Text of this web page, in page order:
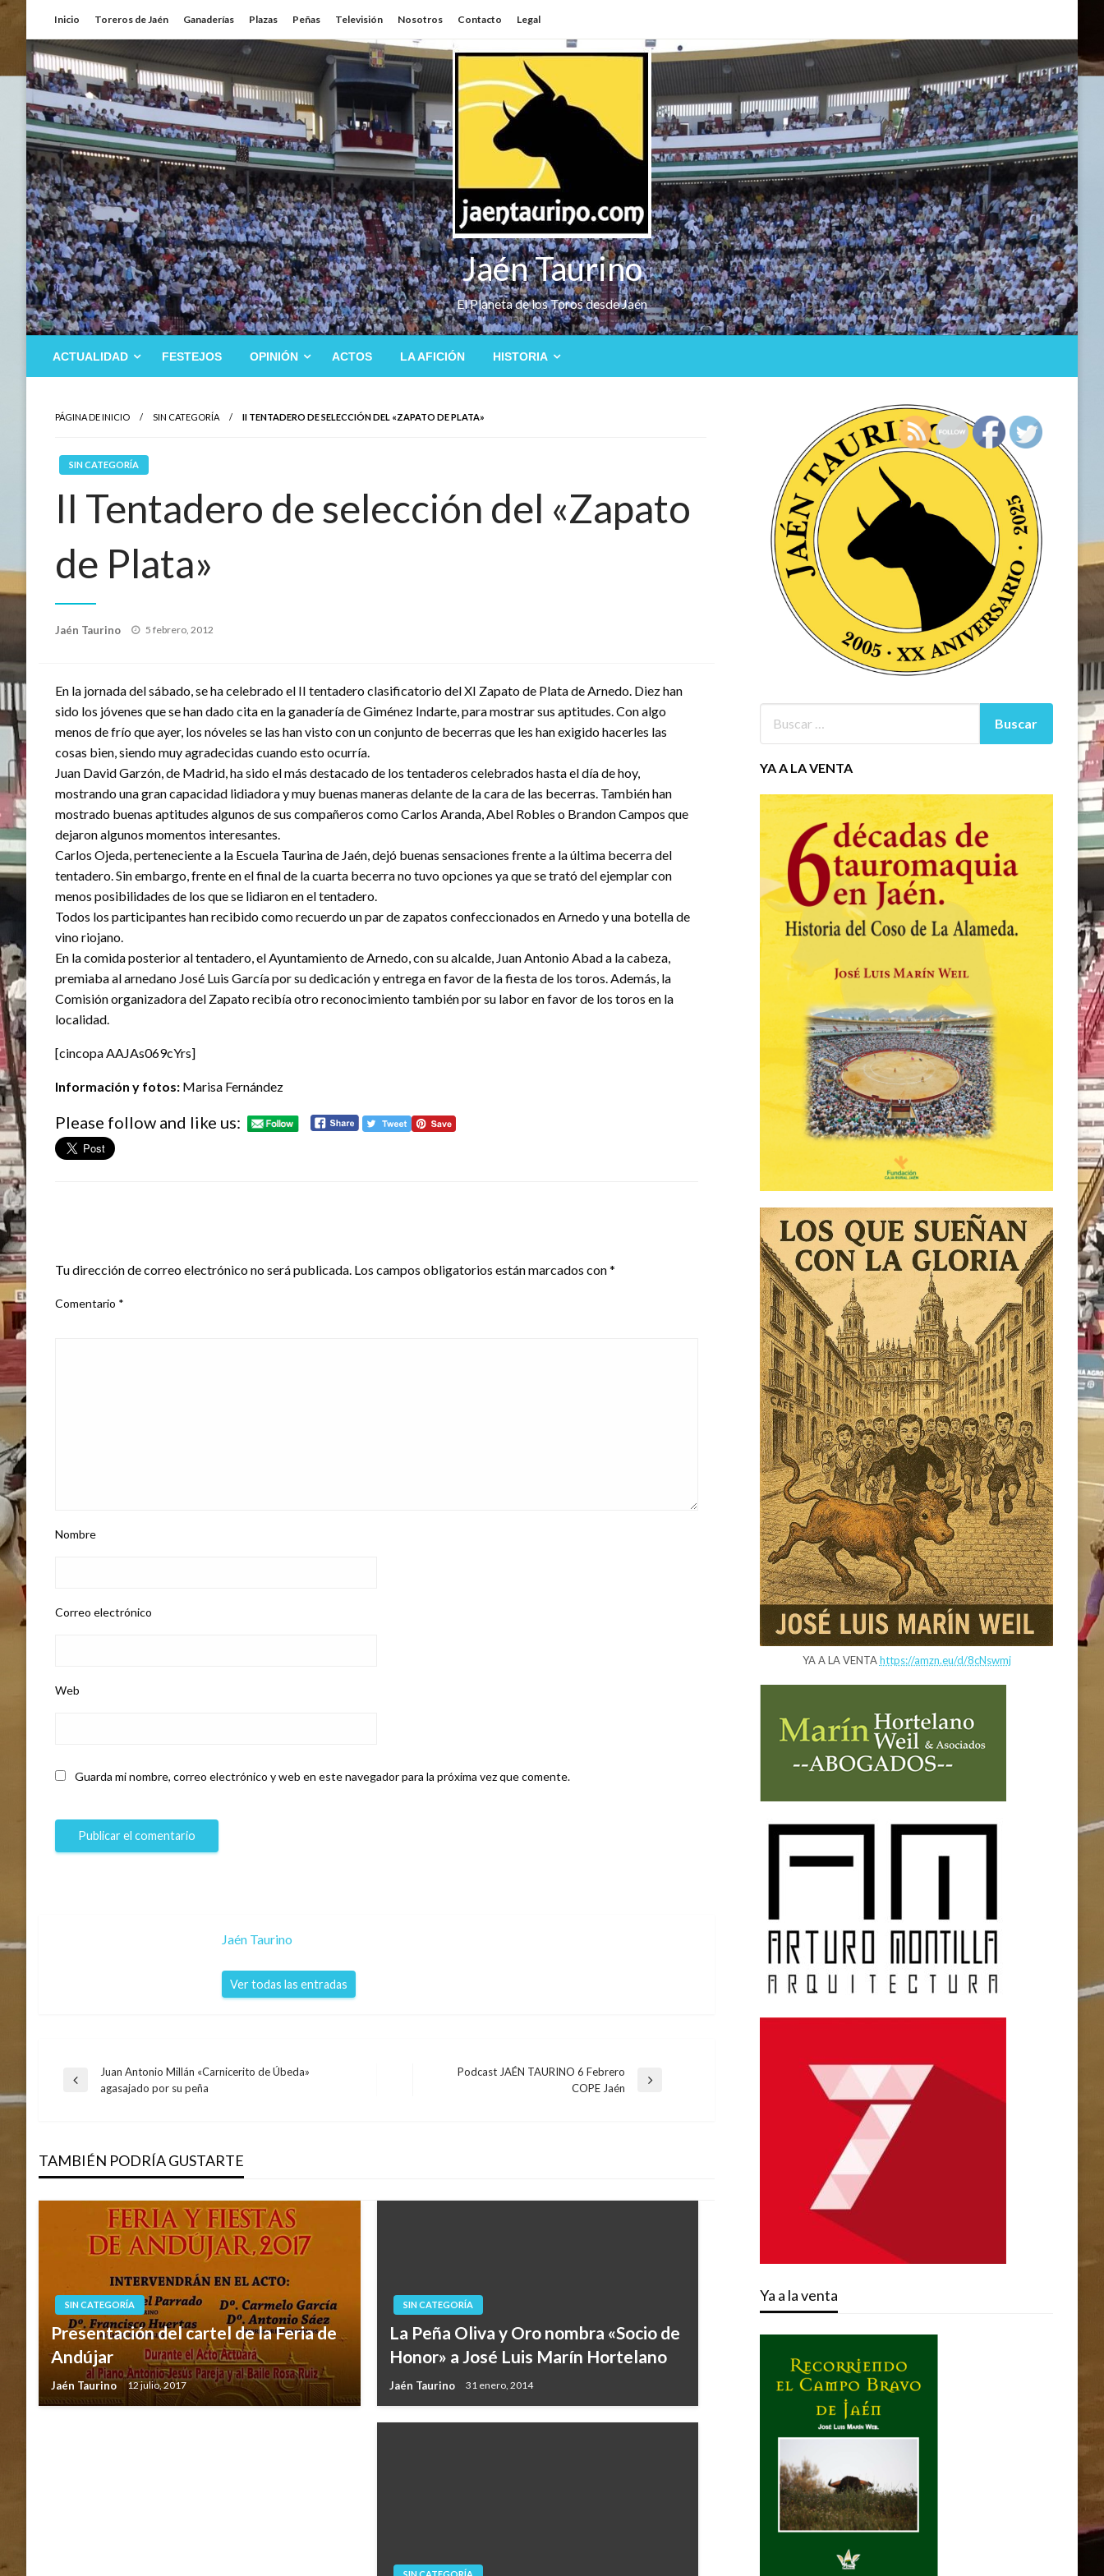
Saltar
contenido
Inicio Toreros de Jaén Ganaderías Plazas Peñas Televisión Nosotros Contacto Legal
Jaén Taurino
El Planeta de los Toros desde Jaén
ACTUALIDAD FESTEJOS OPINIÓN ACTOS LA AFICIÓN HISTORIA
PÁGINA DE INICIO SIN CATEGORÍA II TENTADERO DE SELECCIÓN DEL «ZAPATO DE PLATA»
SIN CATEGORÍA
II Tentadero de selección del «Zapato
de Plata»
Jaén Taurino
Publicado
5 febrero, 2012
En la jornada del sábado, se ha celebrado el II tentadero clasificatorio del XI Zapato de Plata de Arnedo. Diez han
sido los jóvenes que se han dado cita en la ganadería de Giménez Indarte, para mostrar sus aptitudes. Con algo
menos de frío que ayer, los nóveles se las han visto con un conjunto de becerras que les han exigido hacerles las
cosas bien, siendo muy agradecidas cuando esto ocurría.
Juan David Garzón, de Madrid, ha sido el más destacado de los tentaderos celebrados hasta el día de hoy,
mostrando una gran capacidad lidiadora y muy buenas maneras delante de la cara de las becerras. También han
mostrado buenas aptitudes algunos de sus compañeros como Carlos Aranda, Abel Robles o Brandon Campos que
dejaron algunos momentos interesantes.
Carlos Ojeda, perteneciente a la Escuela Taurina de Jaén, dejó buenas sensaciones frente a la última becerra del
tentadero. Sin embargo, frente en el final de la cuarta becerra no tuvo opciones ya que se trató del ejemplar con
menos posibilidades de los que se lidiaron en el tentadero.
Todos los participantes han recibido como recuerdo un par de zapatos confeccionados en Arnedo y una botella de
vino riojano.
En la comida posterior al tentadero, el Ayuntamiento de Arnedo, con su alcalde, Juan Antonio Abad a la cabeza,
premiaba al arnedano José Luis García por su dedicación y entrega en favor de la fiesta de los toros. Además, la
Comisión organizadora del Zapato recibía otro reconocimiento también por su labor en favor de los toros en la
localidad.
[cincopa AAJAs069cYrs]
Información y fotos: Marisa Fernández
Please follow and like us:
Tu dirección de correo electrónico no será publicada. Los campos obligatorios están marcados con*
Comentario *
Nombre
Correo electrónico
Web
Guarda mi nombre, correo electrónico y web en este navegador para la próxima vez que comente.
Jaén Taurino
Ver todas las entradas
Navegación
entradas
Entrada
Juan Antonio Millán «Carnicerito de Úbeda»
agasajado por su peña
Podcast JAÉN TAURINO 6 Febrero
COPE Jaén
TAMBIÉN PODRÍA GUSTARTE
SIN CATEGORÍA
Presentación del cartel de la Feria de
Andújar
Jaén Taurino 12 julio, 2017
SIN CATEGORÍA
La Peña Oliva y Oro nombra «Socio de
Honor» a José Luis Marín Hortelano
Jaén Taurino 31 enero, 2014
SIN CATEGORÍA
Podcast Jaén Taurino 24 febrero Onda
Jaén Radio
Jaén Taurino 24 febrero, 2016
YA A LA VENTA
YA A LA VENTAhttps://amzn.eu/d/8cNswmj
Ya a la venta